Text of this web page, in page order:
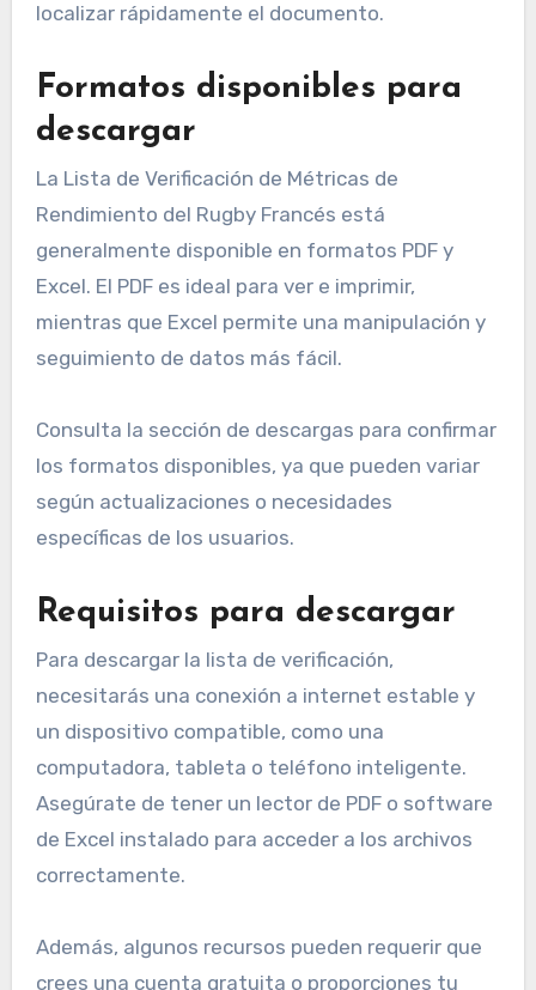
localizar rápidamente el documento.
Formatos disponibles para
descargar
La Lista de Verificación de Métricas de
Rendimiento del Rugby Francés está
generalmente disponible en formatos PDF y
Excel. El PDF es ideal para ver e imprimir,
mientras que Excel permite una manipulación y
seguimiento de datos más fácil.
Consulta la sección de descargas para confirmar
los formatos disponibles, ya que pueden variar
según actualizaciones o necesidades
específicas de los usuarios.
Requisitos para descargar
Para descargar la lista de verificación,
necesitarás una conexión a internet estable y
un dispositivo compatible, como una
computadora, tableta o teléfono inteligente.
Asegúrate de tener un lector de PDF o software
de Excel instalado para acceder a los archivos
correctamente.
Además, algunos recursos pueden requerir que
crees una cuenta gratuita o proporciones tu